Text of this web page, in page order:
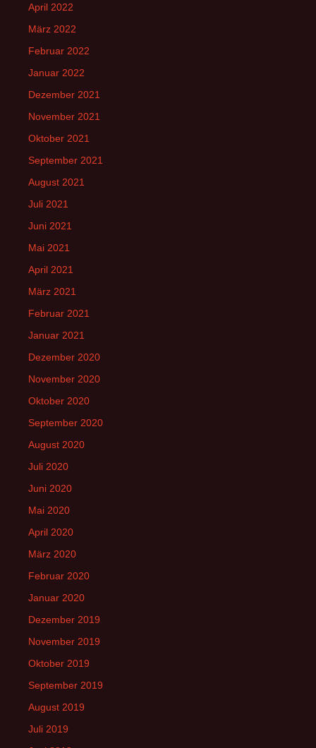
April 2022
März 2022
Februar 2022
Januar 2022
Dezember 2021
November 2021
Oktober 2021
September 2021
August 2021
Juli 2021
Juni 2021
Mai 2021
April 2021
März 2021
Februar 2021
Januar 2021
Dezember 2020
November 2020
Oktober 2020
September 2020
August 2020
Juli 2020
Juni 2020
Mai 2020
April 2020
März 2020
Februar 2020
Januar 2020
Dezember 2019
November 2019
Oktober 2019
September 2019
August 2019
Juli 2019